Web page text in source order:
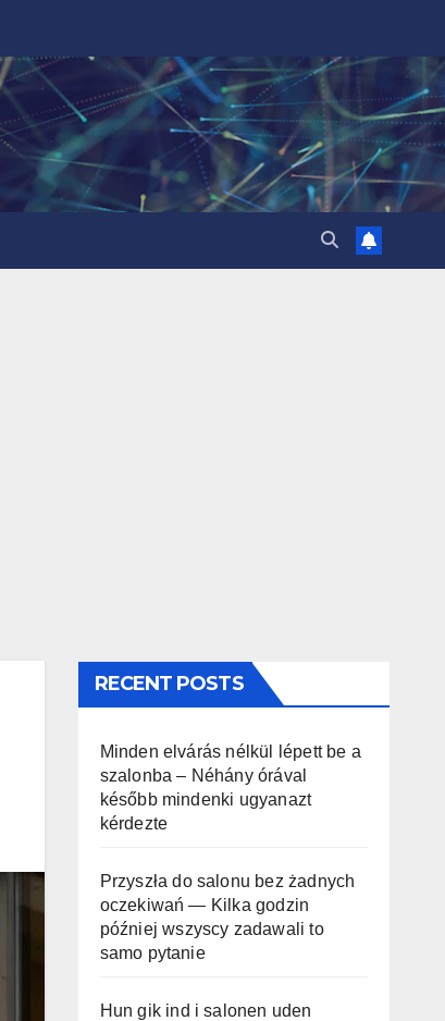
RECENT POSTS
Minden elvárás nélkül lépett be a
szalonba – Néhány órával
később mindenki ugyanazt
kérdezte
Przyszła do salonu bez żadnych
oczekiwań — Kilka godzin
później wszyscy zadawali to
samo pytanie
Hun gik ind i salonen uden